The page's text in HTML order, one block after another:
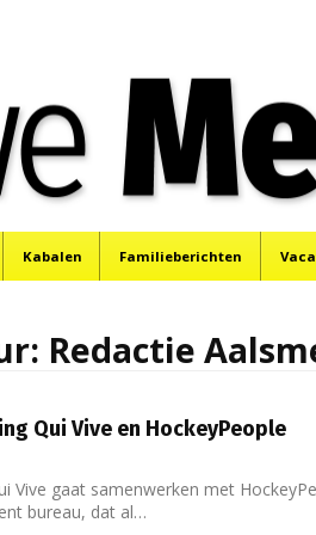
Kabalen Familieberichten
Redactie
Qui Vive en HockeyPeople
Vive gaat samenwerken met
bureau, dat al…